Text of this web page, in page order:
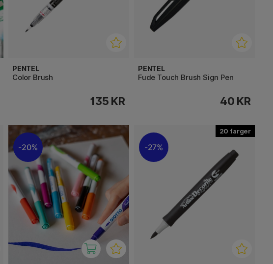
PENTEL
Color Brush
135 KR
PENTEL
Fude Touch Brush Sign Pen
40 KR
20%
20
27%